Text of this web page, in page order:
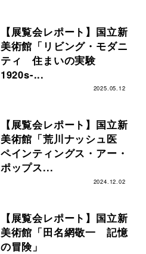
【展覧会レポート】国立新
美術館「リビング・モダニ
ティ 住まいの実験
1920s-...
2025.05.12
【展覧会レポート】国立新
美術館「荒川ナッシュ医
ペインティングス・アー・
ポップス...
2024.12.02
【展覧会レポート】国立新
美術館「田名網敬一 記憶
の冒険」